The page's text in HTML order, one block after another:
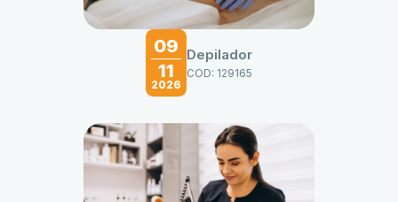
09
11
2026
Depilador
COD: 129165